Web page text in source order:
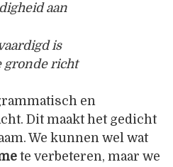
aan
is
gronde richt
en
Dit maakt het gedicht
We kunnen wel wat
te verbeteren, maar we